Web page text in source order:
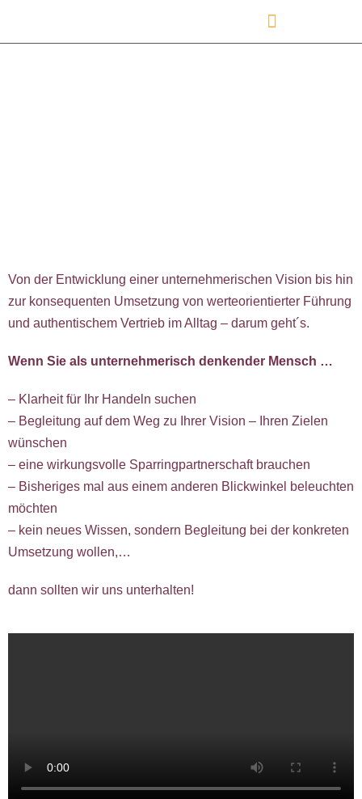
Von der Entwicklung einer unternehmerischen Vision bis hin
zur konsequenten Umsetzung von werteorientierter Führung
und authentischem Vertrieb im Alltag – darum geht´s.
Wenn Sie als unternehmerisch denkender Mensch …
– Klarheit für Ihr Handeln suchen
– Begleitung auf dem Weg zu Ihrer Vision – Ihren Zielen
wünschen
– eine wirkungsvolle Sparringpartnerschaft brauchen
– Bisheriges mal aus einem anderen Blickwinkel beleuchten
möchten
– kein neues Wissen, sondern Begleitung bei der konkreten
Umsetzung wollen,…
dann sollten wir uns unterhalten!